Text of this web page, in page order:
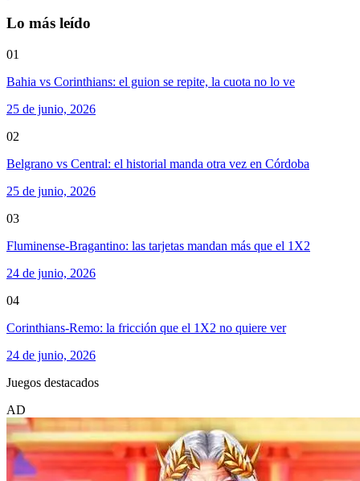
Lo más leído
01
Bahia vs Corinthians: el guion se repite, la cuota no lo ve
25 de junio, 2026
02
Belgrano vs Central: el historial manda otra vez en Córdoba
25 de junio, 2026
03
Fluminense-Bragantino: las tarjetas mandan más que el 1X2
24 de junio, 2026
04
Corinthians-Remo: la fricción que el 1X2 no quiere ver
24 de junio, 2026
Juegos destacados
AD